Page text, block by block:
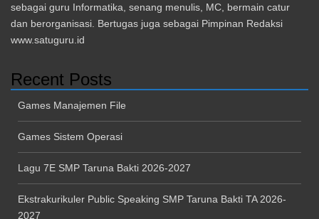
sebagai guru Informatika, senang menulis, MC, bermain catur
dan berorganisasi. Bertugas juga sebagai Pimpinan Redaksi
www.satuguru.id
Recent Posts
Games Manajemen File
Games Sistem Operasi
Lagu 7E SMP Taruna Bakti 2026-2027
Ekstrakurikuler Public Speaking SMP Taruna Bakti TA 2026-
2027